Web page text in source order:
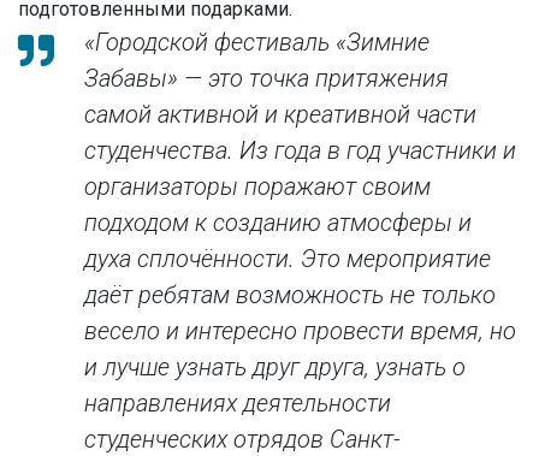
подготовленными подарками.
«Городской фестиваль «Зимние
Забавы» — это точка притяжения
самой активной и креативной части
студенчества. Из года в год участники и
организаторы поражают своим
подходом к созданию атмосферы и
духа сплочённости. Это мероприятие
даёт ребятам возможность не только
весело и интересно провести время, но
и лучше узнать друг друга, узнать о
направлениях деятельности
студенческих отрядов Санкт-